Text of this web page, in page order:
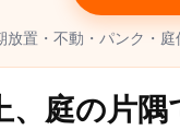
放置・不動・パンク・
、庭の片